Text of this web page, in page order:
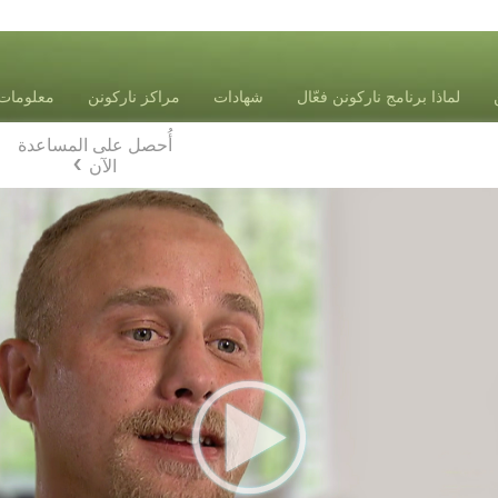
لماذا برنامج ناركونن فعّال شهادات مراكز ناركونن
أُحصل على المساعدة
الآن